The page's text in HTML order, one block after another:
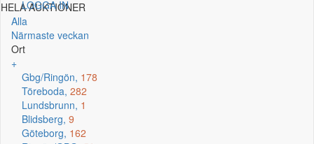
LOGGA IN
HELA AUKTIONER
Alla
Närmaste veckan
Ort
+
Gbg/Ringön, 178
Töreboda, 282
Lundsbrunn, 1
Blidsberg, 9
Göteborg, 162